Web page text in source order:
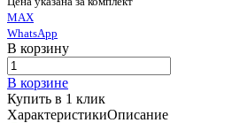
MAX
WhatsApp
В корзину
В корзине
Купить в 1 клик
ХарактеристикиОписание